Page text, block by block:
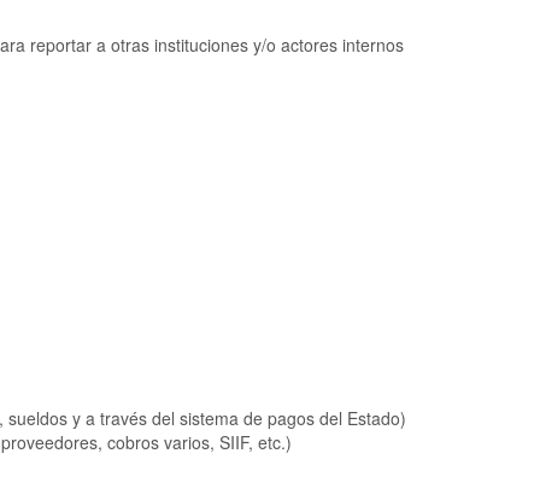
reportar a otras instituciones y/o actores internos
y a través del sistema de pagos del Estado)
cobros varios, SIIF, etc.)